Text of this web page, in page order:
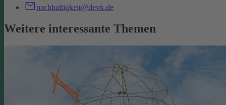
nachhaltigkeit@devk.de
Weitere interessante Themen